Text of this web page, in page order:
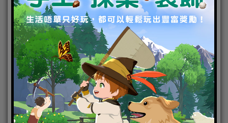
《永恆守護》2.0 版本「戰
神歸來」今日上線！ 開放多
種新玩法及魔寵「奇跡」
2021-08-20|Android,IOS,手機遊戲 焦點新聞 永恆守護